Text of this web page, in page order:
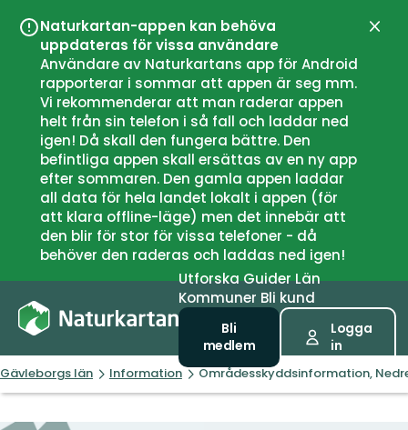
Naturkartan-appen kan behöva
uppdateras för vissa användare
Användare av Naturkartans app för Android
rapporterar i sommar att appen är seg mm.
Vi rekommenderar att man raderar appen
helt från sin telefon i så fall och laddar ned
igen! Då skall den fungera bättre. Den
befintliga appen skall ersättas av en ny app
efter sommaren. Den gamla appen laddar
all data för hela landet lokalt i appen (för
att klara offline-läge) men det innebär att
den blir för stor för vissa telefoner - då
behöver den raderas och laddas ned igen!
UtforskaGuiderLän
Kommuner Bli kund
Bli
medlem
Logga
in
Gävleborgs län Information Områdesskyddsinformation,